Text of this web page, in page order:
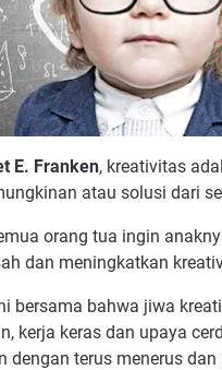
E. Franken, kreativitas
atau solusi dari
orang tua ingin
dan meningkatkan
bersama bahwa jiwa
kerja keras dan upaya
dengan terus menerus